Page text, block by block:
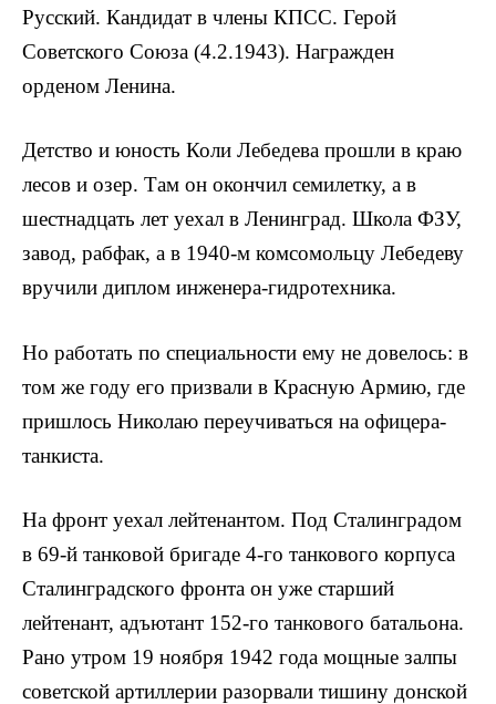
Русский. Кандидат в члены КПСС. Герой
Советского Союза (4.2.1943). Награжден
орденом Ленина.
Детство и юность Коли Ле­бедева прошли в краю
лесов и озер. Там он окончил семилетку, а в
шестнадцать лет уехал в Ленинград. Школа ФЗУ,
завод, рабфак, а в 1940-м комсомольцу Лебедеву
вручили диплом инженера-гидротехника.
Но ра­ботать по специальности ему не довелось: в
том же году его призвали в Красную Армию, где
пришлось Николаю переучиваться на офицера-
танкиста.
На фронт уехал лей­тенантом. Под Сталинградом
в 69-й танковой бригаде 4-го танкового корпуса
Сталинградского фронта он уже старший
лейтенант, адъютант 152-го танкового батальона.
Рано утром 19 ноября 1942 года мощные залпы
советской артиллерии разорвали тишину донской